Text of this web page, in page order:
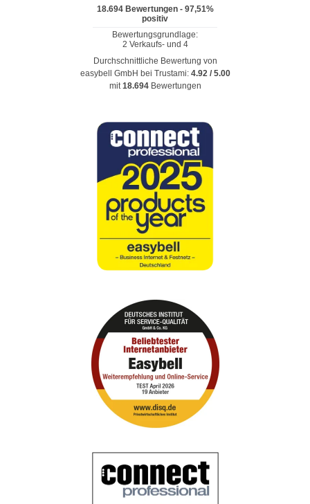
Durchschnittliche Bewertung von
easybell GmbH bei Trustami: 4.92/ 5.00
mit18.694 Bewertungen